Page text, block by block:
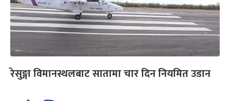
रेसुङ्गा विमानस्थलबाट सातामा चार दिन नियमित उडान